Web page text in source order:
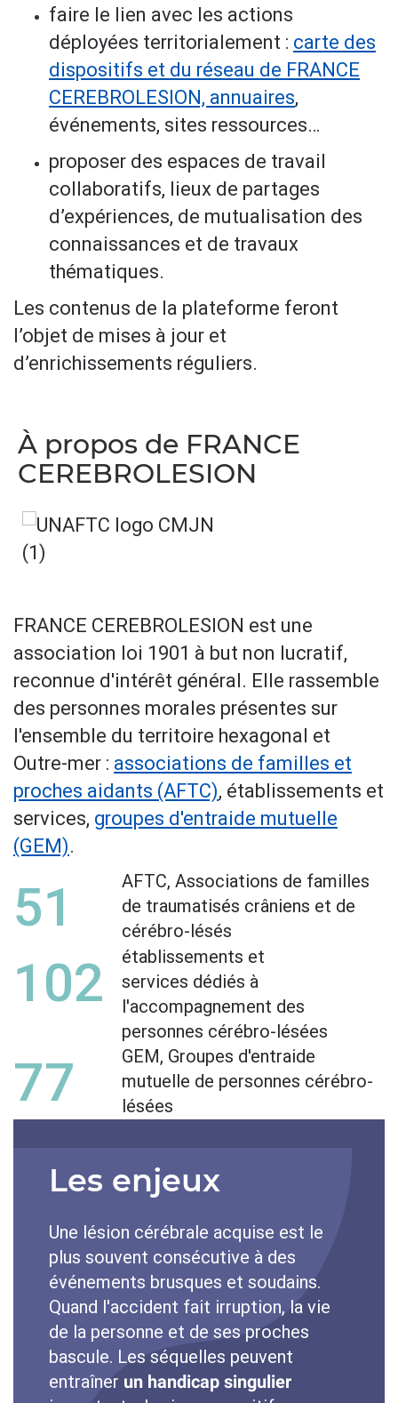
faire le lien avec les actions
déployées territorialement : carte des
dispositifs et du réseau de FRANCE
CEREBROLESION, annuaires,
événements, sites ressources…
proposer des espaces de travail
collaboratifs, lieux de partages
d’expériences, de mutualisation des
connaissances et de travaux
thématiques.
Les contenus de la plateforme feront
l’objet de mises à jour et
d’enrichissements réguliers.
À propos de FRANCE
CEREBROLESION
FRANCE CEREBROLESION est une
association loi 1901 à but non lucratif,
reconnue d'intérêt général. Elle rassemble
des personnes morales présentes sur
l'ensemble du territoire hexagonal et
Outre-mer : associations de familles et
proches aidants (AFTC), établissements et
services, groupes d'entraide mutuelle
(GEM).
51
AFTC, Associations de familles
de traumatisés crâniens et de
cérébro-lésés
102
établissements et
services dédiés à
l'accompagnement des
personnes cérébro-lésées
77
GEM, Groupes d'entraide
mutuelle de personnes cérébro-
lésées
Les enjeux
Une lésion cérébrale acquise est le
plus souvent consécutive à des
événements brusques et soudains.
Quand l'accident fait irruption, la vie
de la personne et de ses proches
bascule. Les séquelles peuvent
entraîner un handicap singulier